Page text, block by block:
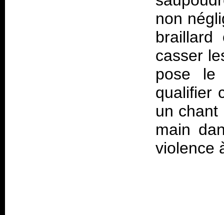
non
braillard
casser
pose le
qualifier
un chant
main